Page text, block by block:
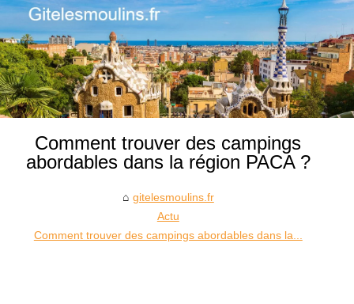
Comment trouver des campings
abordables dans la région PACA ?
gitelesmoulins.fr
Actu
Comment trouver des campings abordables dans la...